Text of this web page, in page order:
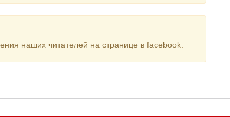
наших читателей на странице в facebook.